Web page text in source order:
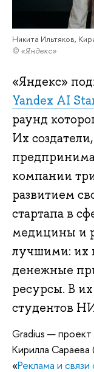
Никита Ильтяков,
© «Яндекс»
«Яндекс»
Yandex AI
раунд
Их
компании
развитием
стартапа в
медицины и
лучшими: их
денежные
ресурсы. В
студентов
Gradius —
Кирилла Сараева
«Реклама и